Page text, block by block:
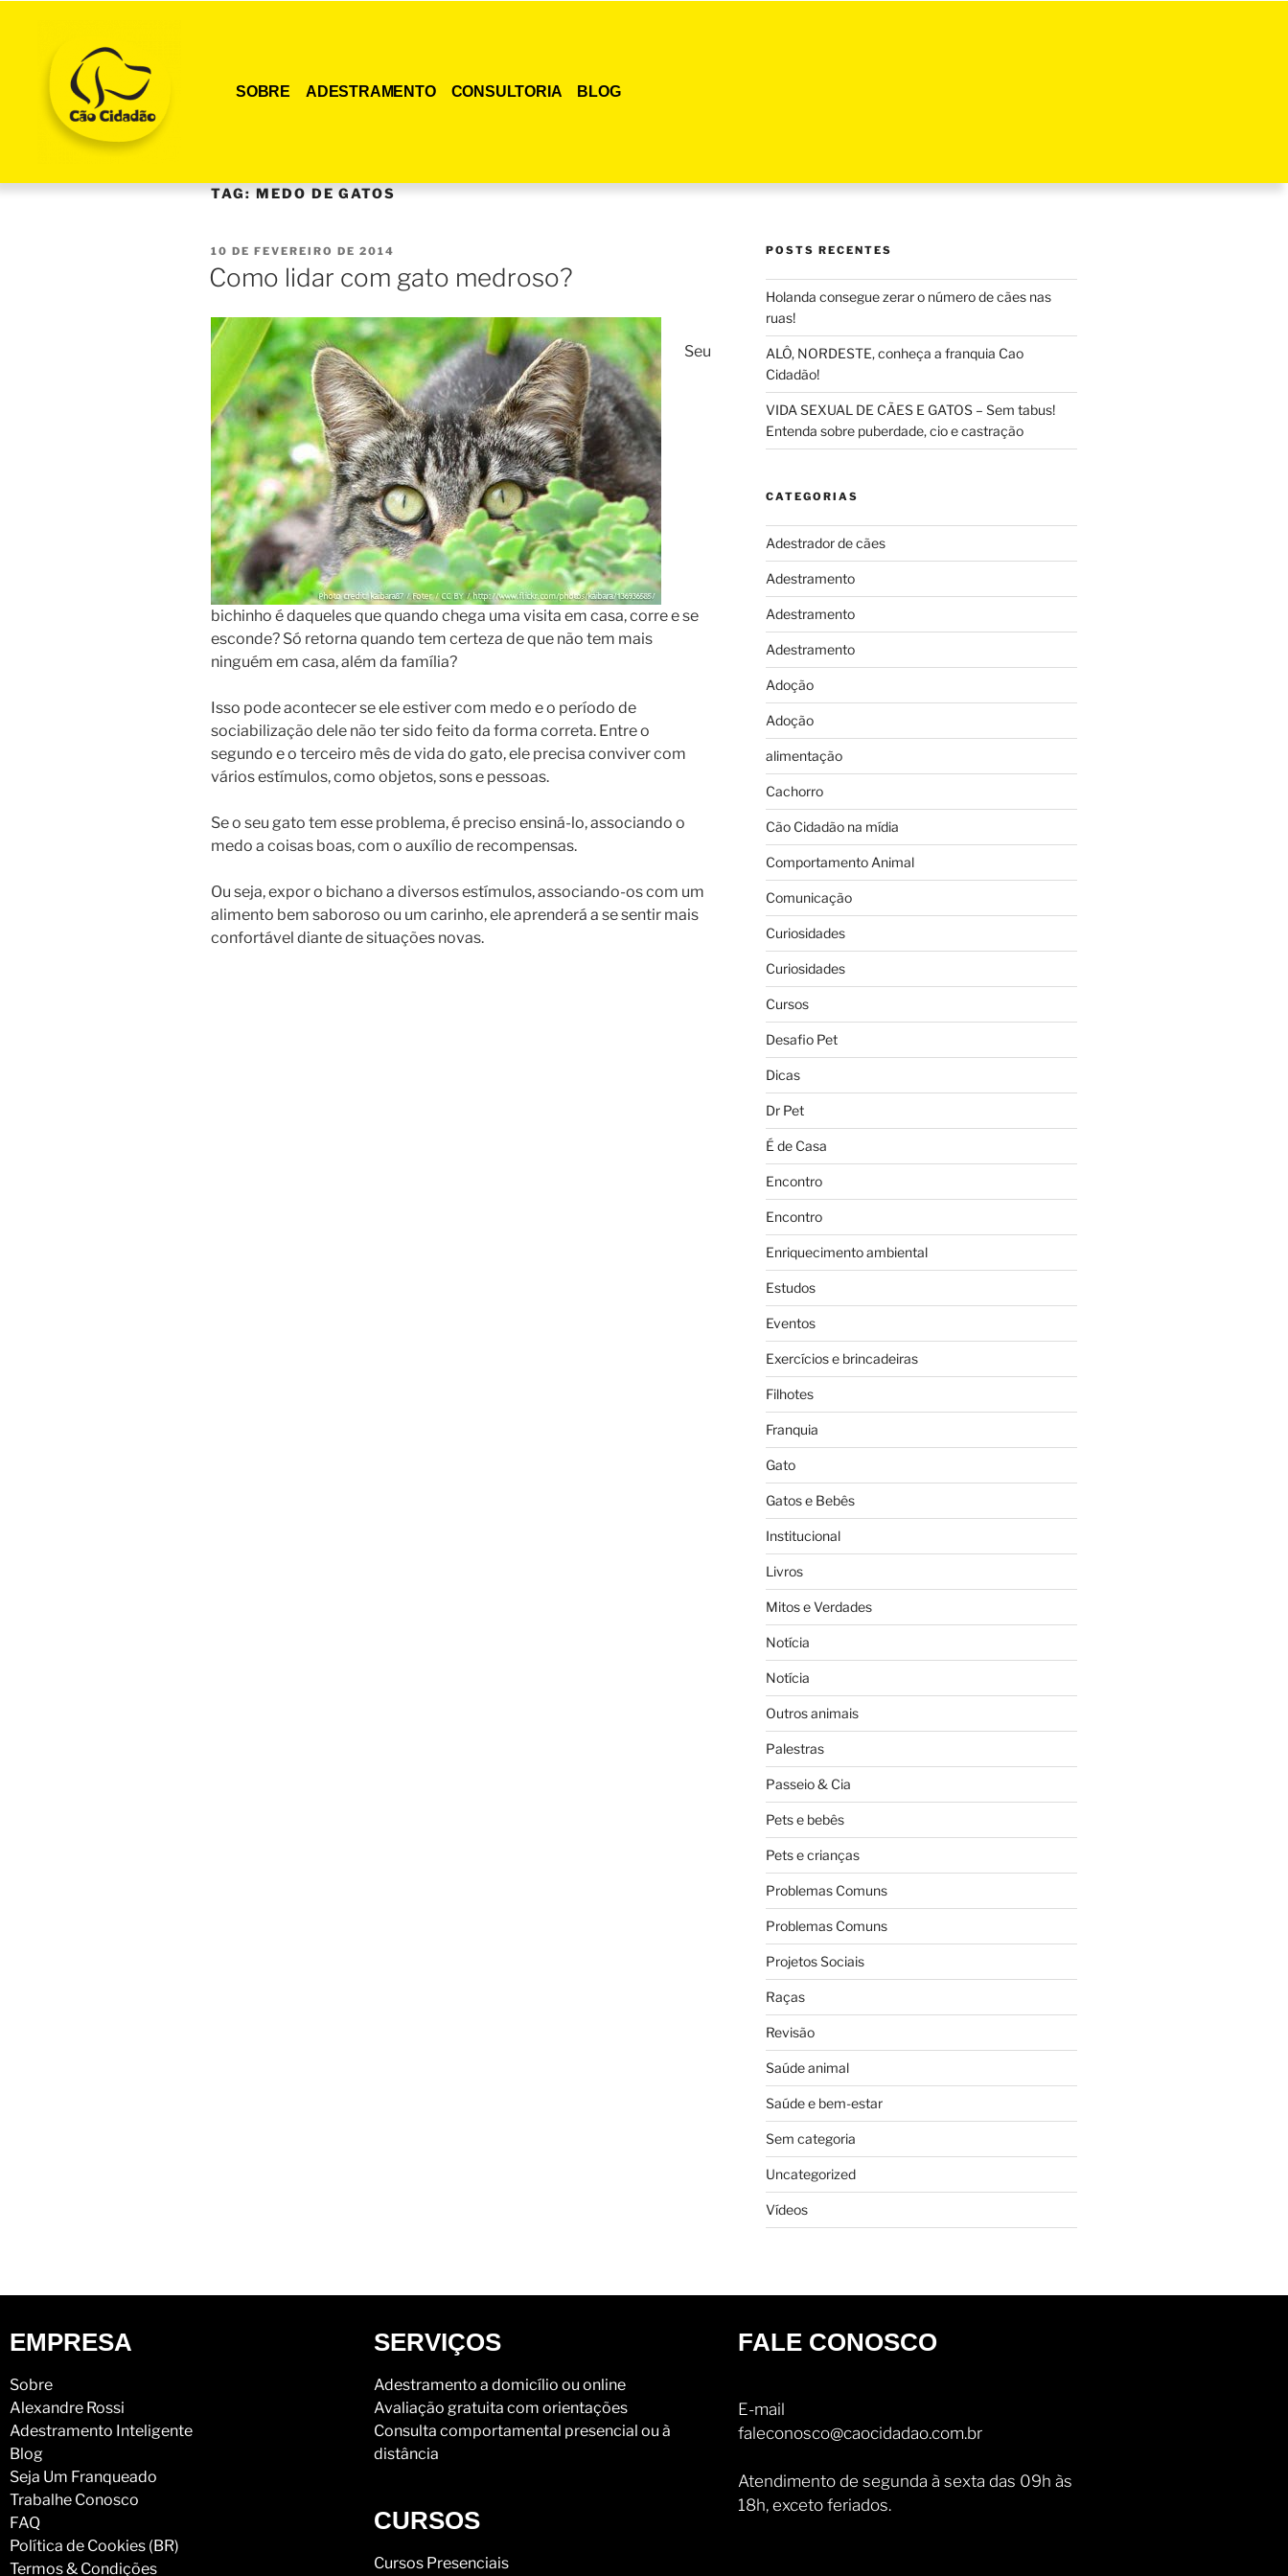
SOBRE ADESTRAMENTO CONSULTORIA BLOG
TAG:MEDO DE GATOS
10 DE FEVEREIRO DE 2014
Como lidar com gato medroso?
Seu
bichinho é daqueles que quando chega uma visita em casa, corre e se
esconde? Só retorna quando tem certeza de que não tem mais
ninguém em casa, além da família?
Isso pode acontecer se ele estiver com medo e o período de
sociabilização dele não ter sido feito da forma correta. Entre o
segundo e o terceiro mês de vida do gato, ele precisa conviver com
vários estímulos, como objetos, sons e pessoas.
Se o seu gato tem esse problema, é preciso ensiná-lo, associando o
medo a coisas boas, com o auxílio de recompensas.
Ou seja, expor o bichano a diversos estímulos, associando-os com um
alimento bem saboroso ou um carinho, ele aprenderá a se sentir mais
confortável diante de situações novas.
POSTS RECENTES
Holanda consegue zerar o número de cães nas
ruas!
ALÔ, NORDESTE, conheça a franquia Cao
Cidadão!
VIDA SEXUAL DE CÃES E GATOS – Sem tabus!
Entenda sobre puberdade, cio e castração
CATEGORIAS
Adestrador de cães
Adestramento
Adestramento
Adestramento
Adoção
Adoção
alimentação
Cachorro
Cão Cidadão na mídia
Comportamento Animal
Comunicação
Curiosidades
Curiosidades
Cursos
Desafio Pet
Dicas
Dr Pet
É de Casa
Encontro
Encontro
Enriquecimento ambiental
Estudos
Eventos
Exercícios e brincadeiras
Filhotes
Franquia
Gato
Gatos e Bebês
Institucional
Livros
Mitos e Verdades
Notícia
Notícia
Outros animais
Palestras
Passeio & Cia
Pets e bebês
Pets e crianças
Problemas Comuns
Problemas Comuns
Projetos Sociais
Raças
Revisão
Saúde animal
Saúde e bem-estar
Sem categoria
Uncategorized
Vídeos
EMPRESA
Sobre
Alexandre Rossi
Adestramento Inteligente
Blog
Seja Um Franqueado
Trabalhe Conosco
FAQ
Política de Cookies (BR)
Termos & Condições
SERVIÇOS
Adestramento a domicílio ou online
Avaliação gratuita com orientações
Consulta comportamental presencial ou à
distância
CURSOS
Cursos Presenciais
FALE CONOSCO
E-mail
faleconosco@caocidadao.com.br
Atendimento de segunda à sexta das 09h às
18h, exceto feriados.